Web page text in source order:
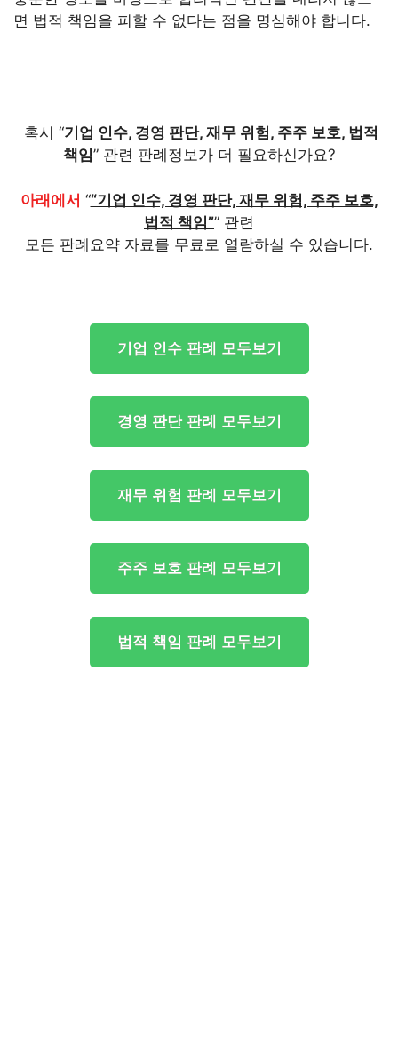
면 법적 책임을 피할 수 없다는 점을 명심해야 합니다.
혹시 “기업 인수, 경영 판단, 재무 위험, 주주 보호, 법적
책임” 관련 판례정보가 더 필요하신가요?
아래에서 ““기업 인수, 경영 판단, 재무 위험, 주주 보호,
법적 책임”” 관련
모든 판례요약 자료를 무료로 열람하실 수 있습니다.
기업 인수 판례 모두보기
경영 판단 판례 모두보기
재무 위험 판례 모두보기
주주 보호 판례 모두보기
법적 책임 판례 모두보기